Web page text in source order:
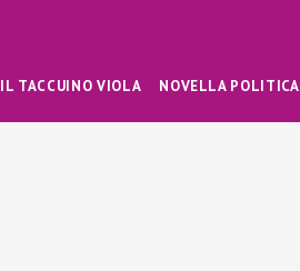
IL TACCUINO VIOLA NOVELLA POLITICA